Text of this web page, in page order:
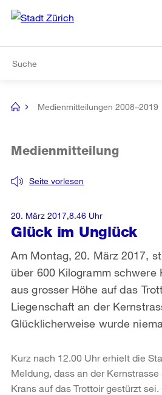
Navigation
[no
Medienmitteilungen 2008–2019
Glück im Unglück
Seite vorlesen
Medienmitteilung
Am Montag, 20. März 2017,
über 600 Kilogramm schwere
aus grosser Höhe auf das
Liegenschaft an der
Glücklicherweise wurde
20. März 2017,8.46 Uhr
Kurz nach 12.00 Uhr erhielt die
Meldung, dass an der
Krans auf das Trottoir gestürzt